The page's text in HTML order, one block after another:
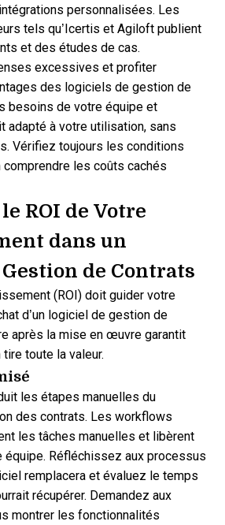
personnalisées. Les
tels qu’Icertis et Agiloft publient
et des études de cas.
excessives et profiter
des logiciels de gestion de
besoins de votre équipe et
adapté à votre utilisation, sans
Vérifiez toujours les conditions
les coûts cachés
ROI de Votre
dans un
de Contrats
(ROI) doit guider votre
d’un logiciel de gestion de
après la mise en œuvre garantit
toute la valeur.
les étapes manuelles du
des contrats. Les workflows
les tâches manuelles et libèrent
équipe. Réfléchissez aux processus
remplacera et évaluez le temps
récupérer. Demandez aux
montrer les fonctionnalités